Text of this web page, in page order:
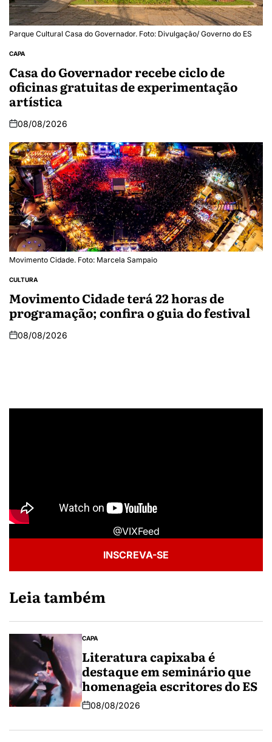
Parque Cultural Casa do Governador. Foto: Divulgação/ Governo do ES
CAPA
Casa do Governador recebe ciclo de
oficinas gratuitas de experimentação
artística
08/08/2026
Movimento Cidade. Foto: Marcela Sampaio
CULTURA
Movimento Cidade terá 22 horas de
programação; confira o guia do festival
08/08/2026
@VIXFeed
INSCREVA-SE
Leia também
CAPA
Literatura capixaba é
destaque em seminário que
homenageia escritores do ES
08/08/2026